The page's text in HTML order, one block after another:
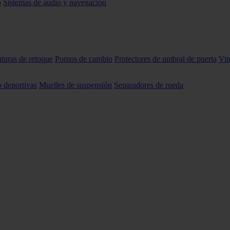
Sistemas de audio y navegación
de retoque Pomos de cambio Protectores de umbral de puerta
deportivas Muelles de suspensión Separadores de rueda